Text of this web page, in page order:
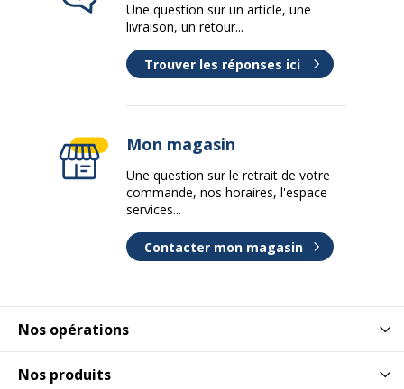
Nos opérations
Nos produits
Une question sur un article, une
livraison, un retour...
Trouver les réponses ici
Mon magasin
Une question sur le retrait de votre
commande, nos horaires, l'espace
services...
Contacter mon magasin